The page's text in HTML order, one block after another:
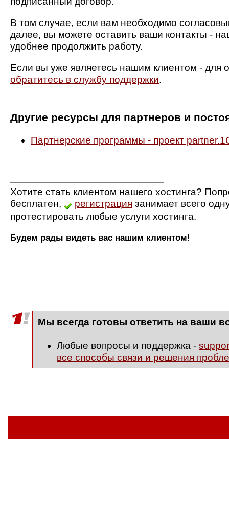
В том случае, если вам необходимо
далее, вы можете оставить ваши контакты -
удобнее продолжить работу.
Если вы уже являетесь нашим клиентом - для
обратитесь в службу поддержки.
Другие ресурсы для партнеров и
Партнерские программы - проект
Хотите стать клиентом нашего хостинга?
бесплатен,
регистрация занимает всего
протестировать любые услуги хостинга.
Будем рады видеть вас нашим клиентом!
Мы всегда готовы ответить на ваши
Любые вопросы и поддержка -
все способы связи и решения